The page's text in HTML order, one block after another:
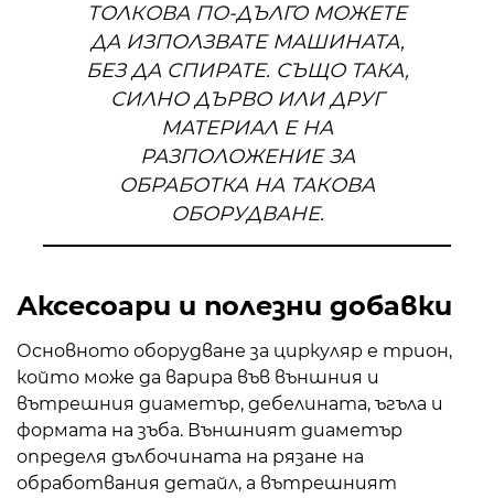
ТОЛКОВА ПО-ДЪЛГО МОЖЕТЕ
ДА ИЗПОЛЗВАТЕ МАШИНАТА,
БЕЗ ДА СПИРАТЕ. СЪЩО ТАКА,
СИЛНО ДЪРВО ИЛИ ДРУГ
МАТЕРИАЛ Е НА
РАЗПОЛОЖЕНИЕ ЗА
ОБРАБОТКА НА ТАКОВА
ОБОРУДВАНЕ.
Аксесоари и полезни добавки
Основното оборудване за циркуляр е трион,
който може да варира във външния и
вътрешния диаметър, дебелината, ъгъла и
формата на зъба. Външният диаметър
определя дълбочината на рязане на
обработвания детайл, а вътрешният